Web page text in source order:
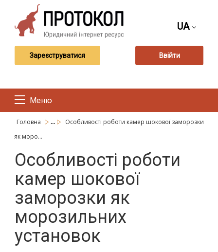
UA
Зареєструватися Ввійти
Меню
Головна ...
Особливості роботи камер шокової заморозки
як моро...
Особливості роботи
камер шокової
заморозки як
морозильних
установок